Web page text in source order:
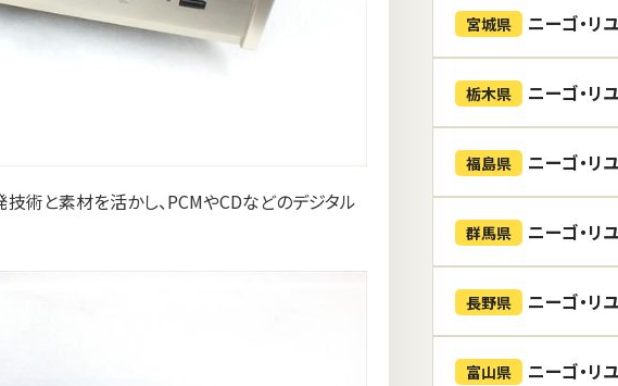
術と素材を活かし、PCMやCDなどのデジタル
宮城県 ニーゴ・リ
栃木県 ニーゴ・リ
福島県 ニーゴ・リ
群馬県 ニーゴ・リ
長野県 ニーゴ・リ
富山県 ニーゴ・リ